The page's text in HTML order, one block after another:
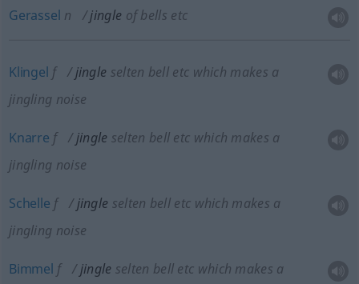
Gerassel n jingle of bells etc
Klingel f jingle selten bell etc which makes a
jingling noise
Knarre f jingle selten bell etc which makes a
jingling noise
Schelle f jingle selten bell etc which makes a
jingling noise
Bimmel f jingle selten bell etc which makes a